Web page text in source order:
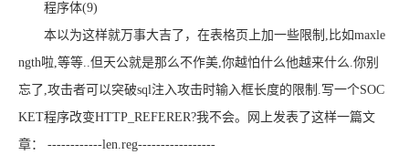
程序体(9)
本以为这样就万事大吉了，在表格页上加一些限制,比如maxle
ngth啦,等等..但天公就是那么不作美,你越怕什么他越来什么.你别
忘了,攻击者可以突破sql注入攻击时输入框长度的限制.写一个SOC
KET程序改变HTTP_REFERER?我不会。网上发表了这样一篇文
章： ------------len.reg-----------------